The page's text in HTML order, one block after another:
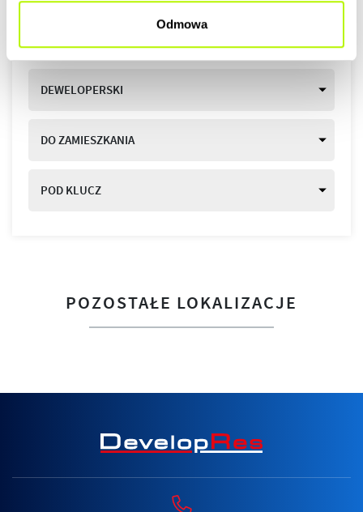
Odmowa
dopasowane do swoich potrzeb.
STANDARDY WYKOŃCZENIA
DEWELOPERSKI
DO ZAMIESZKANIA
POD KLUCZ
POZOSTAŁE LOKALIZACJE